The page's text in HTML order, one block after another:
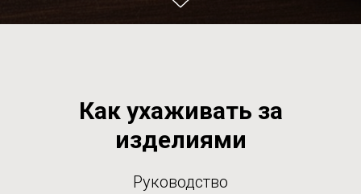
Как ухаживать за
изделиями
Руководство